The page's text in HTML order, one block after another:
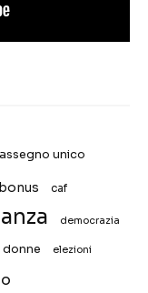
assegno unico
bonus caf
democrazia
donne elezioni